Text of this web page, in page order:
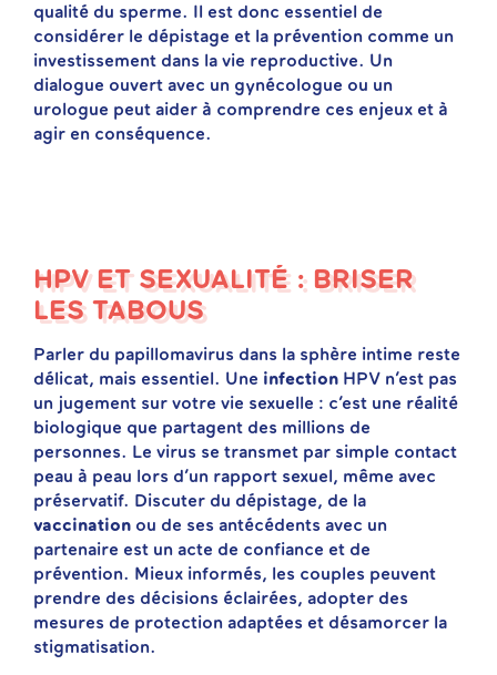
qualité du sperme. Il est donc essentiel de
considérer le dépistage et la prévention comme un
investissement dans la vie reproductive. Un
dialogue ouvert avec un gynécologue ou un
urologue peut aider à comprendre ces enjeux et à
agir en conséquence.
HPV ET SEXUALITÉ : BRISER
LES TABOUS
Parler du papillomavirus dans la sphère intime reste
délicat, mais essentiel. Une infection HPV n’est pas
un jugement sur votre vie sexuelle : c’est une réalité
biologique que partagent des millions de
personnes. Le virus se transmet par simple contact
peau à peau lors d’un rapport sexuel, même avec
préservatif. Discuter du dépistage, de la
vaccination ou de ses antécédents avec un
partenaire est un acte de confiance et de
prévention. Mieux informés, les couples peuvent
prendre des décisions éclairées, adopter des
mesures de protection adaptées et désamorcer la
stigmatisation.